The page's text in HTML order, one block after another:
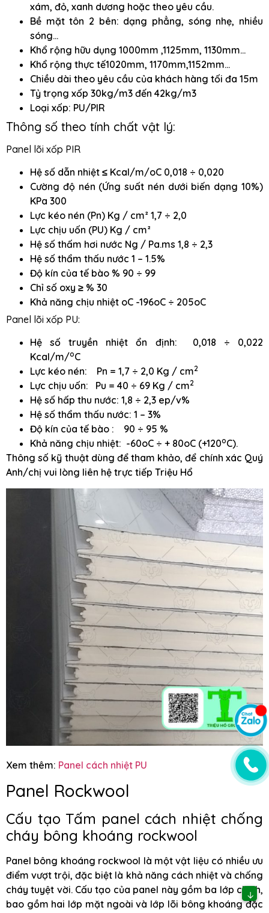
xám, đỏ, xanh dương hoặc theo yêu cầu.
Bề mặt tôn 2 bên: dạng phẳng, sóng nhẹ, nhiều
sóng…
Khổ rộng hữu dụng 1000mm ,1125mm, 1130mm…
Khổ rộng thực tế1020mm, 1170mm,1152mm…
Chiều dài theo yêu cầu của khách hàng tối đa 15m
Tỷ trọng xốp 30kg/m3 đến 42kg/m3
Loại xốp: PU/PIR
Thông số theo tính chất vật lý:
Panel lõi xốp PIR
Hệ số dẫn nhiệt ≤ Kcal/m/oC 0,018 ÷ 0,020
Cường độ nén (Ứng suất nén dưới biến dạng 10%)
KPa 300
Lực kéo nén (Pn) Kg / cm² 1,7 ÷ 2,0
Lực chịu uốn (PU) Kg / cm²
Hệ số thấm hơi nước Ng / Pa.ms 1,8 ÷ 2,3
Hệ số thẩm thấu nước 1 – 1.5%
Độ kín của tế bào % 90 ÷ 99
Chỉ số oxy ≥ % 30
Khả năng chịu nhiệt oC -196oC ÷ 205oC
Panel lõi xốp PU:
Hệ số truyền nhiệt ổn định: 0,018 ÷ 0,022
Kcal/m/oC
Lực kéo nén: Pn = 1,7 ÷ 2,0 Kg / cm2
Lực chịu uốn: Pu = 40 ÷ 69 Kg / cm2
Hệ số hấp thu nước: 1,8 ÷ 2,3 ep/v%
Hệ số thẩm thấu nước: 1 – 3%
Độ kín của tế bào : 90 ÷ 95 %
Khả năng chịu nhiệt: -60oC ÷ + 80oC (+120oC).
Thông số kỹ thuật dùng để tham khảo, để chính xác Quý
Anh/chị vui lòng liên hệ trực tiếp Triệu Hổ
Xem thêm: Panel cách nhiệt PU
Panel Rockwool
Cấu tạo Tấm panel cách nhiệt chống
cháy bông khoáng rockwool
Panel bông khoáng rockwool là một vật liệu có nhiều ưu
điểm vượt trội, đặc biệt là khả năng cách nhiệt và chống
cháy tuyệt vời. Cấu tạo của panel này gồm ba lớp chính,
bao gồm hai lớp mặt ngoài và lớp lõi bông khoáng đặc
↓